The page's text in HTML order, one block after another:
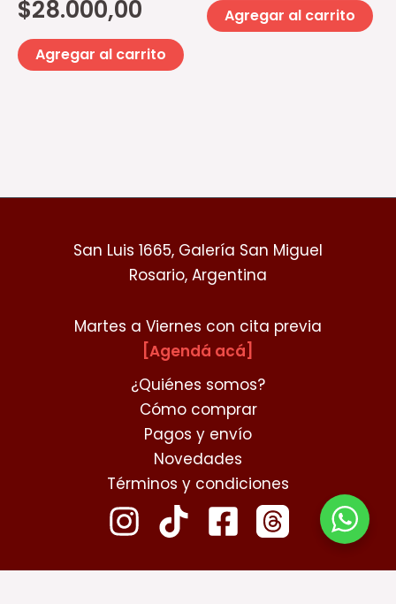
$28.000,00
Agregar al carrito
Agregar al carrito
San Luis 1665, Galería San Miguel
Rosario, Argentina
Martes a Viernes con cita previa
[Agendá acá]
¿Quiénes somos?
Cómo comprar
Pagos y envío
Novedades
Términos y condiciones
contacto@chibikokoro.com